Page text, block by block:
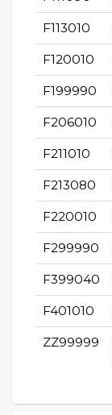
F113010
F120010
F199990
F206010
F211010
F213080
F220010
F299990
F399040
F401010
ZZ99999